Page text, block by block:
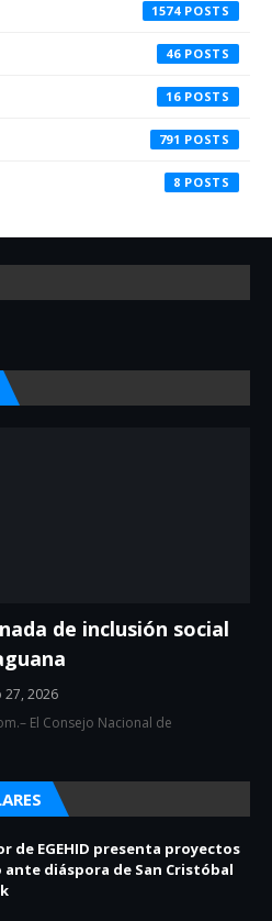
1574
46
16
791
8
de inclusión social
27, 2026
El Consejo Nacional de
de EGEHID presenta proyectos
diáspora de San Cristóbal